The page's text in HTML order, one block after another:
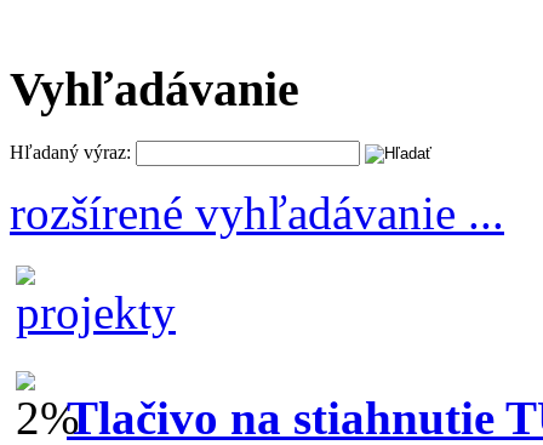
Vyhľadávanie
Hľadaný výraz:
rozšírené vyhľadávanie ...
Tlačivo na stiahnutie